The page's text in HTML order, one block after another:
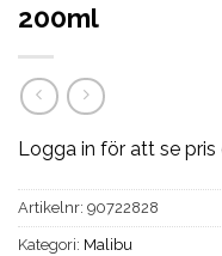
200ml
Logga in för att se
Artikelnr: 90722828
Kategori: Malibu